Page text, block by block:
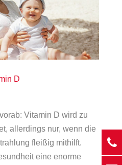
D
Vitamin D wird zu
allerdings nur, wenn die
fleißig mithilft.
eine enorme